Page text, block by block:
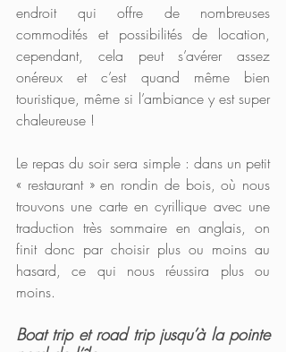
endroit qui offre de nombreuses
commodités et possibilités de location,
cependant, cela peut s’avérer assez
onéreux et c’est quand même bien
touristique, même si l’ambiance y est super
chaleureuse !
Le repas du soir sera simple : dans un petit
« restaurant » en rondin de bois, où nous
trouvons une carte en cyrillique avec une
traduction très sommaire en anglais, on
finit donc par choisir plus ou moins au
hasard, ce qui nous réussira plus ou
moins.
Boat trip et road trip jusqu’à la pointe